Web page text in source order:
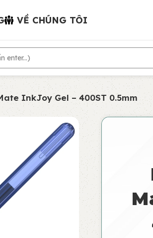
VỀ CHÚNG TÔI
InkJoy Gel – 400ST 0.5mm